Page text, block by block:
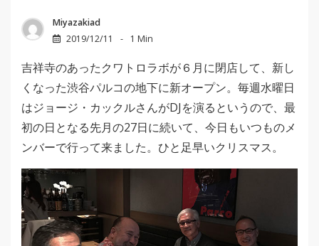
Miyazakiad
2019/12/11
1 Min
吉祥寺のあったクワトロラボが６月に閉店して、新し
くなった渋谷パルコの地下に新オープン。毎週水曜日
はジョージ・カックルさんがDJを演るというので、最
初の日となる先月の27日に続いて、今日もいつものメ
ンバーで行って来ました。ひと足早いクリスマス。